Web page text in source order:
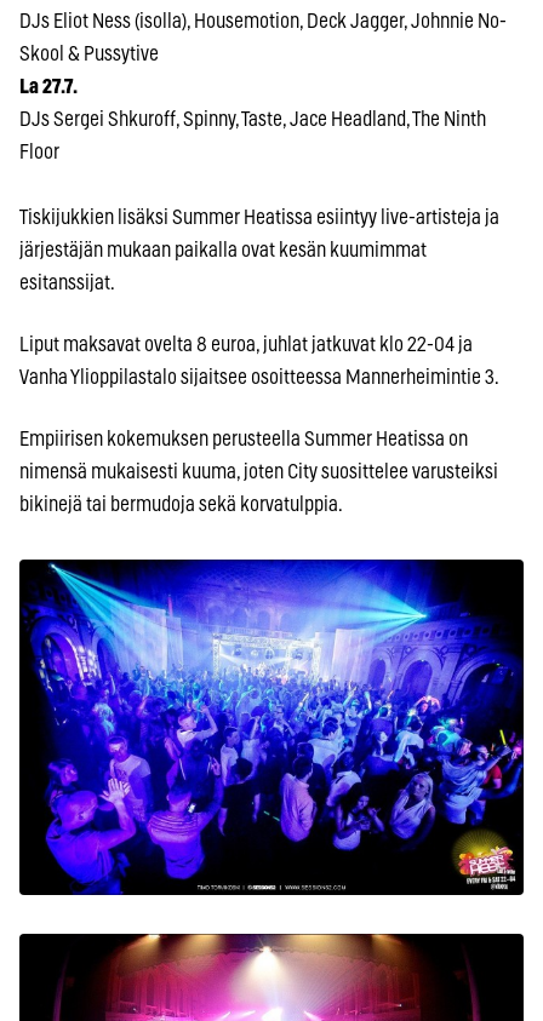
DJs Eliot Ness (isolla), Housemotion, Deck Jagger, Johnnie No-
Skool & Pussytive
La 27.7.
DJs Sergei Shkuroff, Spinny, Taste, Jace Headland, The Ninth
Floor
Tiskijukkien lisäksi Summer Heatissa esiintyy live-artisteja ja
järjestäjän mukaan paikalla ovat kesän kuumimmat
esitanssijat.
Liput maksavat ovelta 8 euroa, juhlat jatkuvat klo 22-04 ja
Vanha Ylioppilastalo sijaitsee osoitteessa Mannerheimintie 3.
Empiirisen kokemuksen perusteella Summer Heatissa on
nimensä mukaisesti kuuma, joten City suosittelee varusteiksi
bikinejä tai bermudoja sekä korvatulppia.